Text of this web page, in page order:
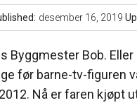
desember 16, 2019
Byggmester Bob.
før barne-tv-figuren
Nå er faren kjøpt